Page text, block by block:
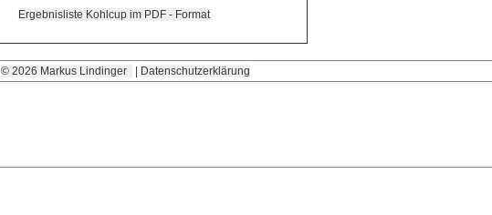
Ergebnisliste Kohlcup im PDF - Format
© 2026 Markus Lindinger Datenschutzerklärung